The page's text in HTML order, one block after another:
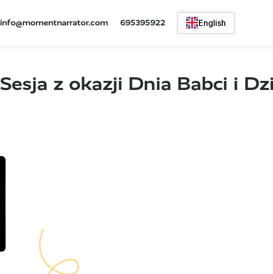
info@momentnarrator.com 695395922 English
Sesja z okazji Dnia Babci i